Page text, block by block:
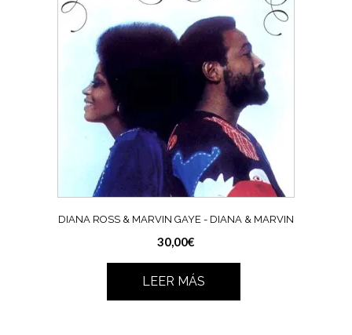
DIANA ROSS & MARVIN GAYE ‎- DIANA & MARVIN
30,00€
LEER MÁS